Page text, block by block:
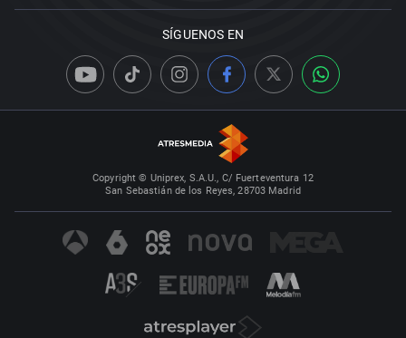
SÍGUENOS EN
Copyright © Uniprex, S.A.U., C/ Fuerteventura 12
San Sebastián de los Reyes, 28703 Madrid